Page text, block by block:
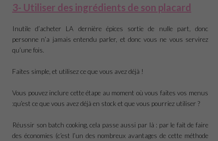
3- Utiliser des ingrédients de son placard
Inutile d’acheter LA dernière épices sortie de nulle part, donc
personne n’a jamais entendu parler, et donc vous ne vous servirez
qu’une fois.
Faites simple, et utilisez ce que vous avez déjà !
Vous pouvez inclure cette étape au moment où vous faites vos menus
:qu’est ce que vous avez déjà en stock et que vous pourriez utiliser ?
Réussir son batch cooking, cela passe aussi par là : par le fait de faire
des économies (c’est l’un des nombreux avantages de cette méthode